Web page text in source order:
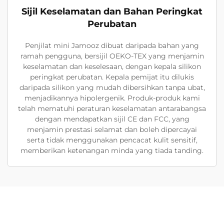
Sijil Keselamatan dan Bahan Peringkat
Perubatan
Penjilat mini Jamooz dibuat daripada bahan yang
ramah pengguna, bersijil OEKO-TEX yang menjamin
keselamatan dan keselesaan, dengan kepala silikon
peringkat perubatan. Kepala pemijat itu dilukis
daripada silikon yang mudah dibersihkan tanpa ubat,
menjadikannya hipolergenik. Produk-produk kami
telah mematuhi peraturan keselamatan antarabangsa
dengan mendapatkan sijil CE dan FCC, yang
menjamin prestasi selamat dan boleh dipercayai
serta tidak menggunakan pencacat kulit sensitif,
memberikan ketenangan minda yang tiada tanding.